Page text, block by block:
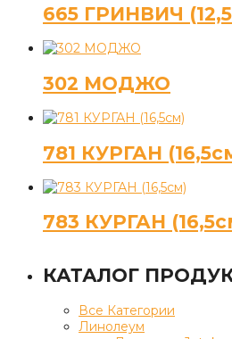
665 ГРИНВИЧ
302 МОДЖО
781 КУРГАН
783 КУРГАН
КАТАЛОГ
Все Категории
Линолеум